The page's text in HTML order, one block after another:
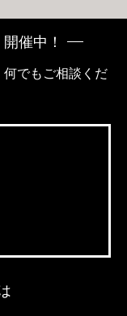
催中！
でもご相談くだ